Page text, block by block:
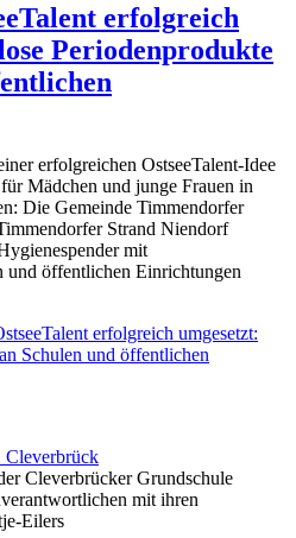
erfolgreich
Periodenprodukte
erfolgreichen OstseeTalent-Idee
Mädchen und junge Frauen in
Die Gemeinde Timmendorfer
Strand Niendorf
mit
und öffentlichen Einrichtungen
erfolgreich umgesetzt:
Schulen und öffentlichen
Cleverbrücker Grundschule
mit ihren
Eilers